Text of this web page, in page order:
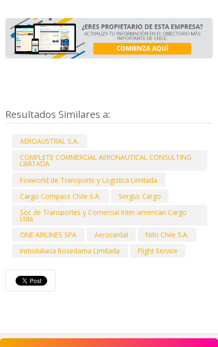
Resultados Similares a:
AEROAUSTRAL S.A.
COMPLETE COMMERCIAL AERONAUTICAL CONSULTING
LIMITADA
Foxworld de Transporte y Logistica Limitada
Cargo Compass Chile S.A.
Sergus Cargo
Soc de Transportes y Comercial Inter-american Cargo
Ltda
ONE AIRLINES SPA
Aerocardal
Ndo Chile S.A.
Inmobiliaria Rosedama Limitada
Flight Service